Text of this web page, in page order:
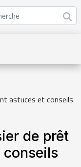
astuces et conseils
de prêt